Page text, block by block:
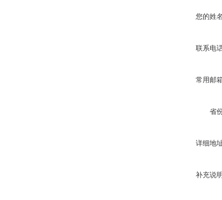
您的姓
联系电
常用邮
省
详细地
补充说